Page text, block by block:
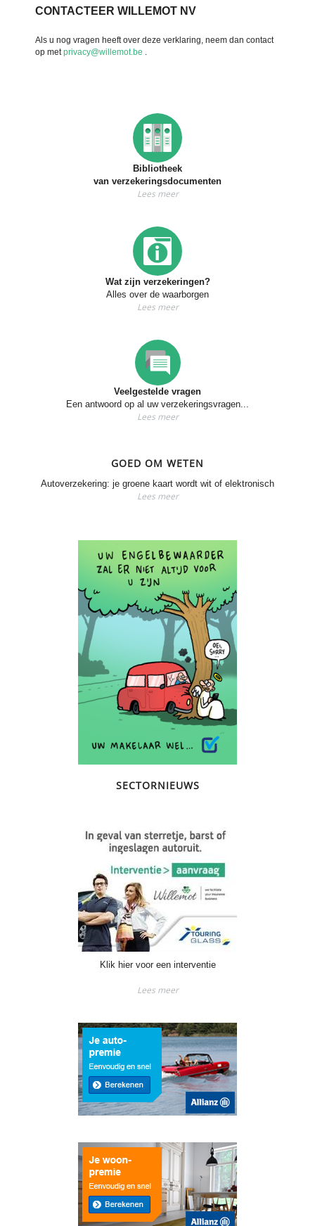
CONTACTEER WILLEMOT NV
Als u nog vragen heeft over deze verklaring, neem dan contact
op metprivacy@willemot.be .
Bibliotheek
van verzekeringsdocumenten
Lees meer
Wat zijn verzekeringen?
Alles over de waarborgen
Lees meer
Veelgestelde vragen
Een antwoord op al uw verzekeringsvragen...
Lees meer
GOED OM WETEN
Autoverzekering: je groene kaart wordt wit of elektronisch
Lees meer
SECTORNIEUWS
Klik hier voor een interventie
Lees meer